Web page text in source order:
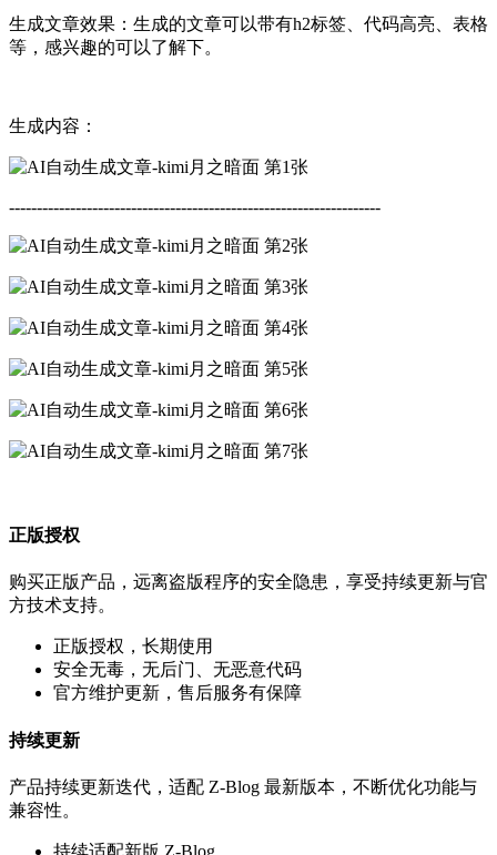
生成文章效果：生成的文章可以带有h2标签、代码高亮、表格
等，感兴趣的可以了解下。
生成内容：
-------------------------------------------------------------------
正版授权
购买正版产品，远离盗版程序的安全隐患，享受持续更新与官
方技术支持。
正版授权，长期使用
安全无毒，无后门、无恶意代码
官方维护更新，售后服务有保障
持续更新
产品持续更新迭代，适配 Z-Blog 最新版本，不断优化功能与
兼容性。
持续适配新版 Z-Blog